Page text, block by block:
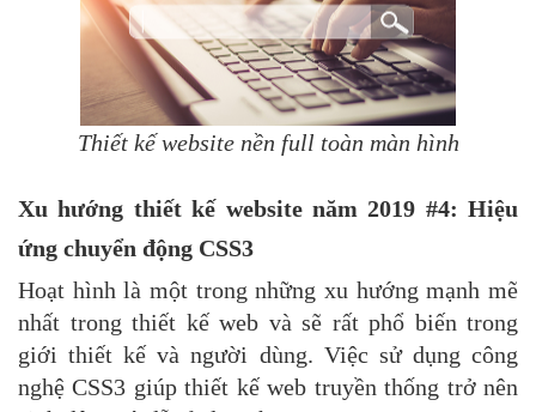
Thiết kế website nền full toàn màn hình
Xu hướng thiết kế website năm 2019 #4: Hiệu
ứng chuyển động CSS3
Hoạt hình là một trong những xu hướng mạnh mẽ
nhất trong thiết kế web và sẽ rất phổ biến trong
giới thiết kế và người dùng. Việc sử dụng công
nghệ CSS3 giúp thiết kế web truyền thống trở nên